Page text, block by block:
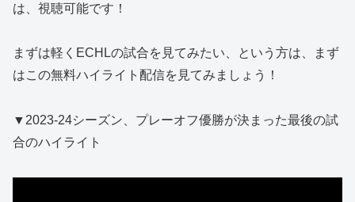
は、視聴可能です！
まずは軽くECHLの試合を見てみたい、という方は、まず
はこの無料ハイライト配信を見てみましょう！
▼2023-24シーズン、プレーオフ優勝が決まった最後の試
合のハイライト